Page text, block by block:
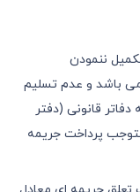
ننمودن
باشد و عدم تسلیم
قانونی (دفتر
پرداخت جریمه